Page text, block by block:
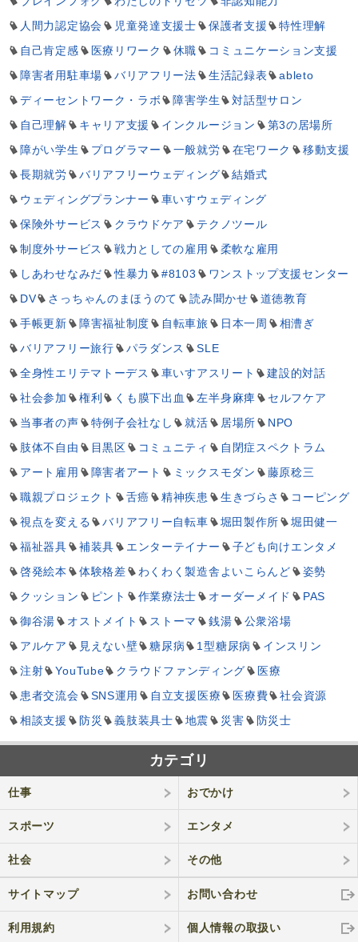
人間力認定協会
児童発達支援士 保護者支援
特性理解
自己肯定感
医療リワーク 休職
コミュニケーション支援
障害者用駐車場
バリアフリー法 生活記録表
ableto
ディーセントワーク・ラボ
障害学生
対話型サロン
自己理解
キャリア支援 インクルージョン
第3の居場所
障がい学生
プログラマー 一般就労 在宅ワーク
移動支援
長期就労
バリアフリーウェディング
結婚式
ウェディングプランナー
車いすウェディング
保険外サービス
クラウドケア
テクノツール
制度外サービス
戦力としての雇用
柔軟な雇用
しあわせなみだ
性暴力 #8103
ワンストップ支援センター
DV
さっちゃんのまほうのて 読み聞かせ
道徳教育
手帳更新
障害福祉制度 自転車旅 日本一周
相漕ぎ
バリアフリー旅行
パラダンス
SLE
全身性エリテマトーデス
車いすアスリート
建設的対話
社会参加
権利 くも膜下出血 左半身麻痺
セルフケア
当事者の声
特例子会社なし 就活 居場所
NPO
肢体不自由
目黒区 コミュニティ
自閉症スペクトラム
アート雇用
障害者アート ミックスモダン
藤原稔三
職親プロジェクト
舌癌 精神疾患 生きづらさ
コーピング
視点を変える
バリアフリー自転車 堀田製作所
堀田健一
福祉器具
補装具 エンターテイナー
子ども向けエンタメ
啓発絵本
体験格差 わくわく製造舎よいこらんど
姿勢
クッション
ピント 作業療法士 オーダーメイド
PAS
御谷湯
オストメイト ストーマ 銭湯
公衆浴場
アルケア
見えない壁 糖尿病 1型糖尿病
インスリン
注射
YouTube クラウドファンディング
医療
患者交流会
SNS運用 自立支援医療 医療費
社会資源
相談支援
防災 義肢装具士 地震 災害 防災士
カテゴリ
仕事 おでかけ
スポーツ エンタメ
社会 その他
サイトマップ お問い合わせ
利用規約 個人情報の取扱い